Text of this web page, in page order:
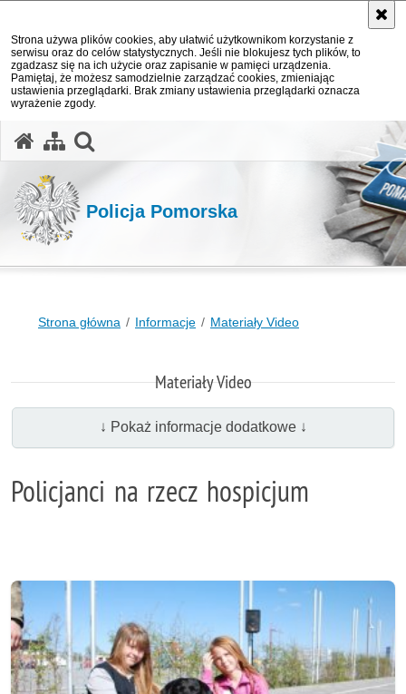
Strona używa plików cookies, aby ułatwić użytkownikom korzystanie z
serwisu oraz do celów statystycznych. Jeśli nie blokujesz tych plików, to
zgadzasz się na ich użycie oraz zapisanie w pamięci urządzenia.
Pamiętaj, że możesz samodzielnie zarządzać cookies, zmieniając
ustawienia przeglądarki. Brak zmiany ustawienia przeglądarki oznacza
wyrażenie zgody.
Policja Pomorska
Strona główna Informacje Materiały Video
Materiały Video
↓ Pokaż informacje dodatkowe ↓
Policjanci na rzecz hospicjum